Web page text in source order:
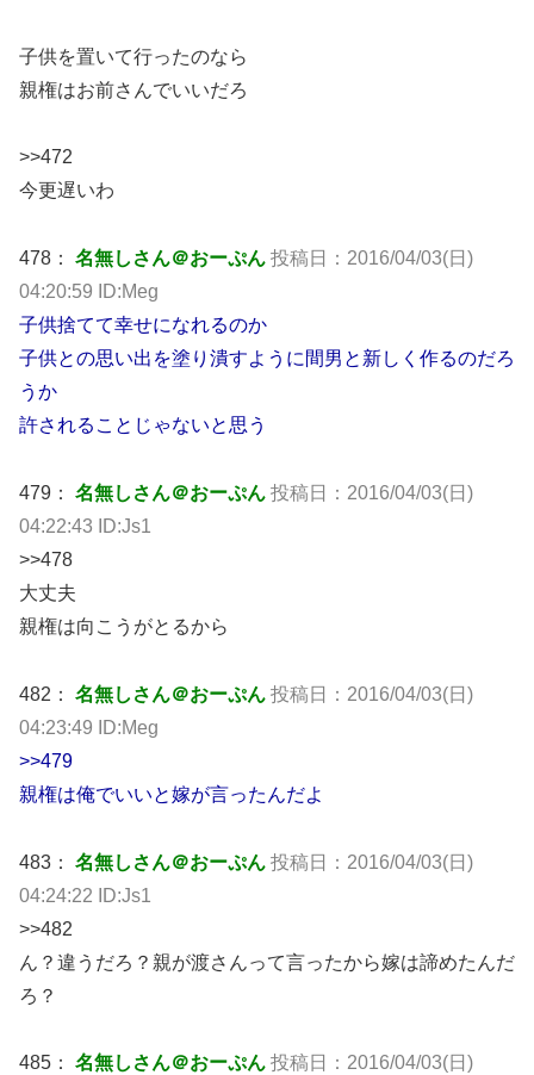
子供を置いて行ったのなら
親権はお前さんでいいだろ
>>472
今更遅いわ
478： 名無しさん＠おーぷん 投稿日：2016/04/03(日)
04:20:59 ID:Meg
子供捨てて幸せになれるのか
子供との思い出を塗り潰すように間男と新しく作るのだろ
うか
許されることじゃないと思う
479： 名無しさん＠おーぷん 投稿日：2016/04/03(日)
04:22:43 ID:Js1
>>478
大丈夫
親権は向こうがとるから
482： 名無しさん＠おーぷん 投稿日：2016/04/03(日)
04:23:49 ID:Meg
>>479
親権は俺でいいと嫁が言ったんだよ
483： 名無しさん＠おーぷん 投稿日：2016/04/03(日)
04:24:22 ID:Js1
>>482
ん？違うだろ？親が渡さんって言ったから嫁は諦めたんだ
ろ？
485： 名無しさん＠おーぷん 投稿日：2016/04/03(日)